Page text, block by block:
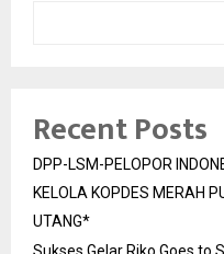
Recent Posts
DPP-LSM-PELOPOR
KELOLA KOPDES MERAH
UTANG*